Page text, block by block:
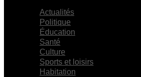
Actualités
Politique
Éducation
Santé
Culture
Sports et loisirs
Habitation